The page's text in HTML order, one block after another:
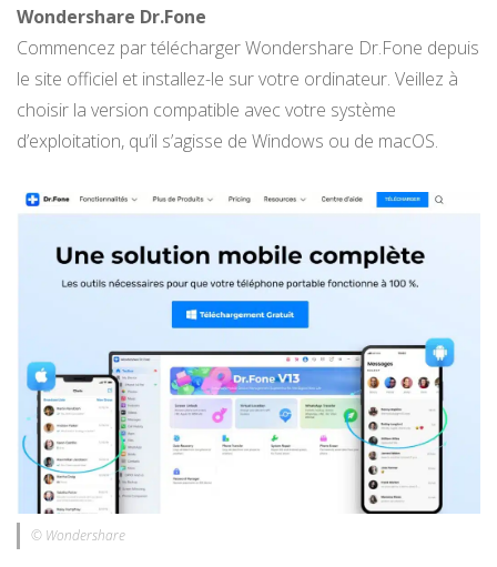
Wondershare Dr.Fone
Commencez par télécharger Wondershare Dr.Fone depuis
le site officiel et installez-le sur votre ordinateur. Veillez à
choisir la version compatible avec votre système
d’exploitation, qu’il s’agisse de Windows ou de macOS.
© Wondershare